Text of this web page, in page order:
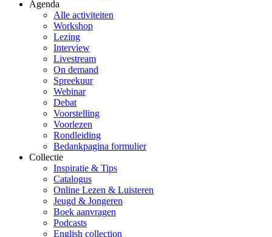
Agenda
Alle activiteiten
Workshop
Lezing
Interview
Livestream
On demand
Spreekuur
Webinar
Debat
Voorstelling
Voorlezen
Rondleiding
Bedankpagina formulier
Collectie
Inspiratie & Tips
Catalogus
Online Lezen & Luisteren
Jeugd & Jongeren
Boek aanvragen
Podcasts
English collection